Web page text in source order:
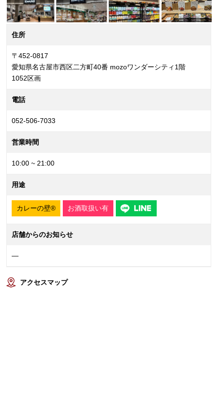
住所
〒452-0817
愛知県名古屋市西区二方町40番 mozoワンダーシティ1階
1052区画
電話
052-506-7033
営業時間
10:00 ~ 21:00
用途
カレーの壁® お酒取扱い有
店舗からのお知らせ
—
アクセスマップ